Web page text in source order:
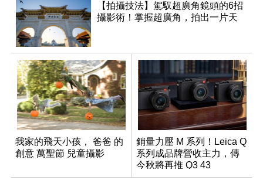
【拍攝技法】駕馭超廣角鏡頭的6招
攝影術！掌握超廣角，拍出一片天
我家的飛天小孩， 爸爸 的
創意 萬聖節 兒童攝影
銷量力壓 M 系列！Leica Q
系列成品牌營收主力，傳
今秋將再推 Q3 43
Monochrom